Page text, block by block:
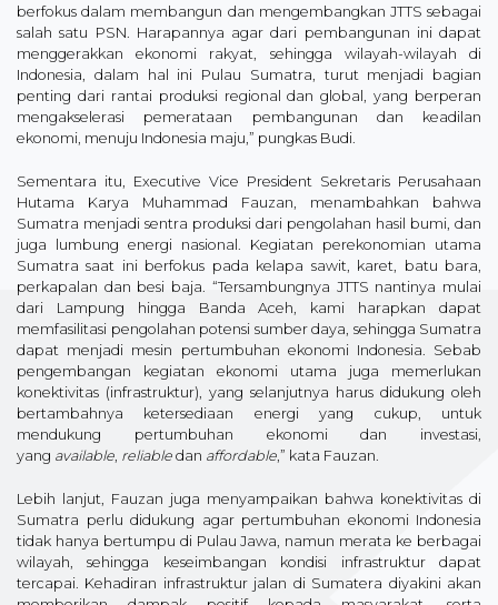
berfokus dalam membangun dan mengembangkan JTTS sebagai
salah satu PSN. Harapannya agar dari pembangunan ini dapat
menggerakkan ekonomi rakyat, sehingga wilayah-wilayah di
Indonesia, dalam hal ini Pulau Sumatra, turut menjadi bagian
penting dari rantai produksi regional dan global, yang berperan
mengakselerasi pemerataan pembangunan dan keadilan
ekonomi, menuju Indonesia maju,” pungkas Budi.
Sementara itu, Executive Vice President Sekretaris Perusahaan
Hutama Karya Muhammad Fauzan, menambahkan bahwa
Sumatra menjadi sentra produksi dari pengolahan hasil bumi, dan
juga lumbung energi nasional. Kegiatan perekonomian utama
Sumatra saat ini berfokus pada kelapa sawit, karet, batu bara,
perkapalan dan besi baja. “Tersambungnya JTTS nantinya mulai
dari Lampung hingga Banda Aceh, kami harapkan dapat
memfasilitasi pengolahan potensi sumber daya, sehingga Sumatra
dapat menjadi mesin pertumbuhan ekonomi Indonesia. Sebab
pengembangan kegiatan ekonomi utama juga memerlukan
konektivitas (infrastruktur), yang selanjutnya harus didukung oleh
bertambahnya ketersediaan energi yang cukup, untuk
mendukung pertumbuhan ekonomi dan investasi,
yang available reliable dan affordable ,” kata Fauzan.
Lebih lanjut, Fauzan juga menyampaikan bahwa konektivitas di
Sumatra perlu didukung agar pertumbuhan ekonomi Indonesia
tidak hanya bertumpu di Pulau Jawa, namun merata ke berbagai
wilayah, sehingga keseimbangan kondisi infrastruktur dapat
tercapai. Kehadiran infrastruktur jalan di Sumatera diyakini akan